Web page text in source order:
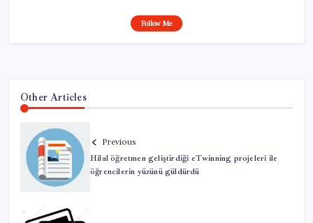
Follow Me
Other Articles
Previous
Hilal öğretmen geliştirdiği eTwinning projeleri ile
öğrencilerin yüzünü güldürdü